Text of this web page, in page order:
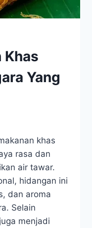
Khas
Yang
khas
rasa dan
air tawar.
hidangan ini
dan aroma
Selain
menjadi